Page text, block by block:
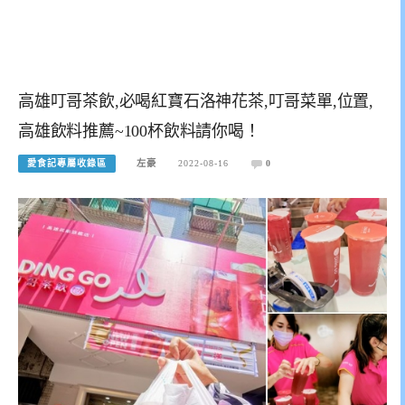
高雄叮哥茶飲,必喝紅寶石洛神花茶,叮哥菜單,位置,
高雄飲料推薦~100杯飲料請你喝！
愛食記專屬收錄區 左豪 2022-08-16 0